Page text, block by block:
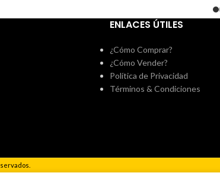
ENLACES ÚTILES
¿Cómo Comprar?
¿Cómo Vender?
Política de Privacidad
Términos & Condiciones